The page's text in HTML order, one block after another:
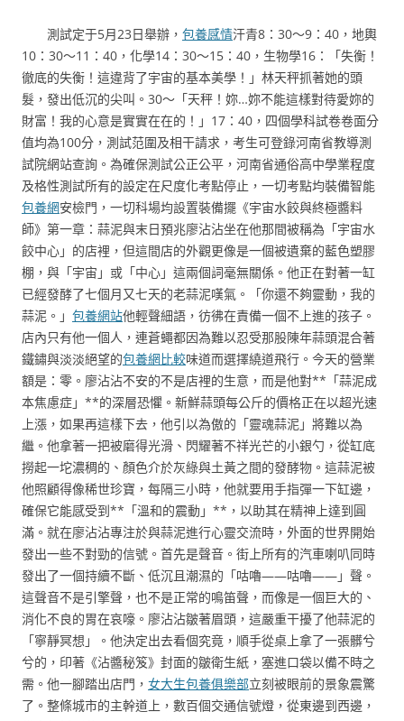
測試定于5月23日舉辦， 包養感情汗青8：30～9：40，地輿
10：30～11：40，化學14：30～15：40，生物學16：「失衡！
徹底的失衡！這違背了宇宙的基本美學！」林天秤抓著她的頭
髮，發出低沉的尖叫。30～「天秤！妳…妳不能這樣對待愛妳的
財富！我的心意是實實在在的！」17：40，四個學科試卷卷面分
值均為100分，測試范圍及相干請求，考生可登錄河南省教導測
試院網站查詢。為確保測試公正公平，河南省通俗高中學業程度
及格性測試所有的設定在尺度化考點停止，一切考點均裝備智能
包養網安檢門，一切科場均設置裝備擺《宇宙水餃與終極醬料
師》第一章：蒜泥與末日預兆廖沾沾坐在他那間被稱為「宇宙水
餃中心」的店裡，但這間店的外觀更像是一個被遺棄的藍色塑膠
棚，與「宇宙」或「中心」這兩個詞毫無關係。他正在對著一缸
已經發酵了七個月又七天的老蒜泥嘆氣。「你還不夠靈動，我的
蒜泥。」 包養網站他輕聲細語，彷彿在責備一個不上進的孩子。
店內只有他一個人，連蒼蠅都因為難以忍受那股陳年蒜頭混合著
鐵鏽與淡淡絕望的包養網比較味道而選擇繞道飛行。今天的營業
額是：零。廖沾沾不安的不是店裡的生意，而是他對**「蒜泥成
本焦慮症」**的深層恐懼。新鮮蒜頭每公斤的價格正在以超光速
上漲，如果再這樣下去，他引以為傲的「靈魂蒜泥」將難以為
繼。他拿著一把被磨得光滑、閃耀著不祥光芒的小銀勺，從缸底
撈起一坨濃稠的、顏色介於灰綠與土黃之間的發酵物。這蒜泥被
他照顧得像稀世珍寶，每隔三小時，他就要用手指彈一下缸邊，
確保它能感受到**「溫和的震動」**，以助其在精神上達到圓
滿。就在廖沾沾專注於與蒜泥進行心靈交流時，外面的世界開始
發出一些不對勁的信號。首先是聲音。街上所有的汽車喇叭同時
發出了一個持續不斷、低沉且潮濕的「咕嚕——咕嚕——」聲。
這聲音不是引擎聲，也不是正常的鳴笛聲，而像是一個巨大的、
消化不良的胃在哀嚎。廖沾沾皺著眉頭，這嚴重干擾了他蒜泥的
「寧靜冥想」。他決定出去看個究竟，順手從桌上拿了一張髒兮
兮的，印著《沾醬秘笈》封面的皺衛生紙，塞進口袋以備不時之
需。他一腳踏出店門， 女大生包養俱樂部立刻被眼前的景象震驚
了。整條城市的主幹道上，數百個交通信號燈，從東邊到西邊，